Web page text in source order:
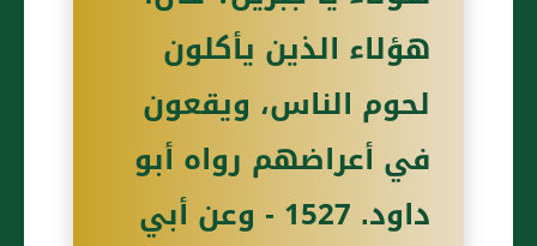
هؤلاء الذين يأكلون
لحوم الناس، ويقعون
في أعراضهم رواه أبو
داود. 1527 - وعن أبي